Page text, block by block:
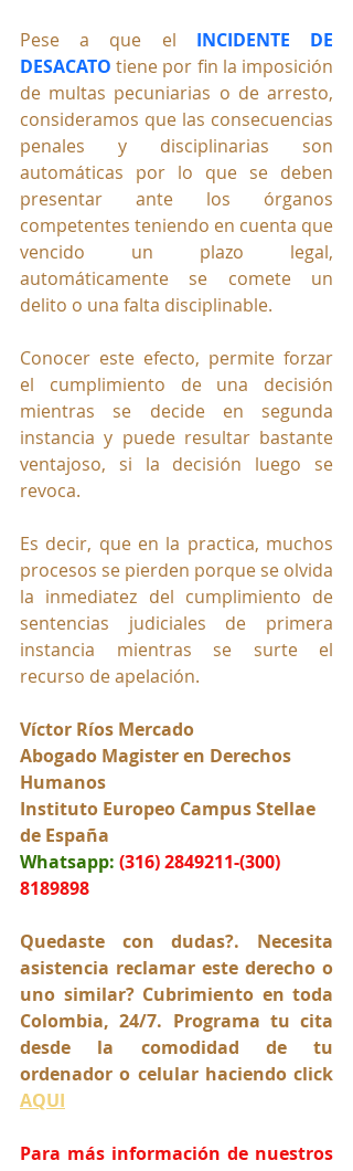
Pese a que el INCIDENTE DE
DESACATO tiene por fin la imposición
de multas pecuniarias o de arresto,
consideramos que las consecuencias
penales y disciplinarias son
automáticas por lo que se deben
presentar ante los órganos
competentes teniendo en cuenta que
vencido un plazo legal,
automáticamente se comete un
delito o una falta disciplinable.
Conocer este efecto, permite forzar
el cumplimiento de una decisión
mientras se decide en segunda
instancia y puede resultar bastante
ventajoso, si la decisión luego se
revoca.
Es decir, que en la practica, muchos
procesos se pierden porque se olvida
la inmediatez del cumplimiento de
sentencias judiciales de primera
instancia mientras se surte el
recurso de apelación.
Víctor Ríos Mercado
Abogado Magister en Derechos
Humanos
Instituto Europeo Campus Stellae
de España
Whatsapp: (316) 2849211-(300)
8189898
Quedaste con dudas?. Necesita
asistencia reclamar este derecho o
uno similar? Cubrimiento en toda
Colombia, 24/7. Programa tu cita
desde la comodidad de tu
AQUI
Para más información de nuestros